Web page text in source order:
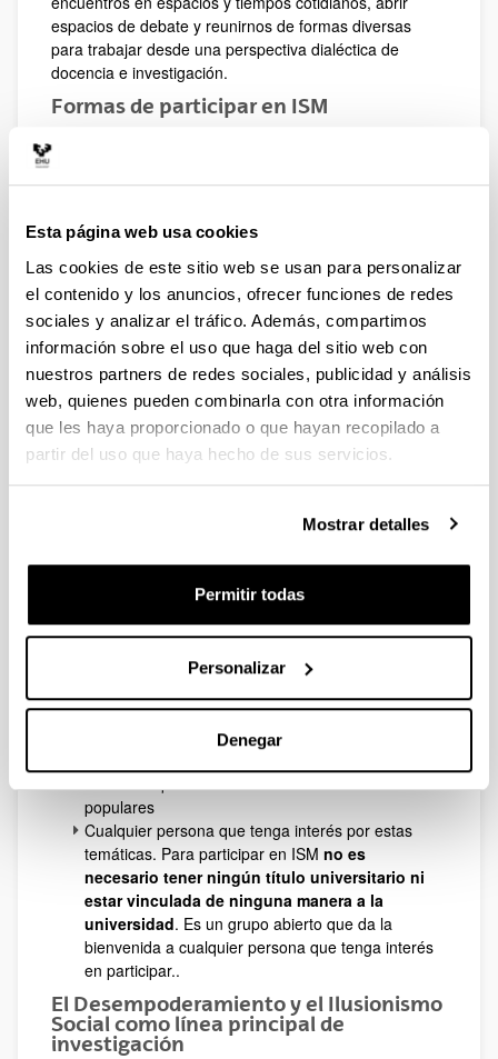
Esta página web usa cookies
Las cookies de este sitio web se usan para personalizar
el contenido y los anuncios, ofrecer funciones de redes
sociales y analizar el tráfico. Además, compartimos
información sobre el uso que haga del sitio web con
nuestros partners de redes sociales, publicidad y análisis
web, quienes pueden combinarla con otra información
que les haya proporcionado o que hayan recopilado a
partir del uso que haya hecho de sus servicios.
Mostrar detalles
Permitir todas
Personalizar
Denegar
espacios de debate y reunirnos de formas diversas
para trabajar desde una perspectiva dialéctica de
docencia e investigación.
Formas de participar en ISM
jornadas, cursos, encuentros, kedadas...
trabajos de docencia y/o investigación, tales
proyectos o acciones de transformación
educativa, de transformación comunitaria, de
participación...
Colaborar en la construcción colectiva de
actividades docentes y/o de investigación
Coordinar acciones formativas y/o de
investigación en un lugar geográfico determinado
Gente que pueda estar interesada en
participar:
administración y servicios de los grados de
Pedagogía, Ciencias de la Actividad Física y del
Deporte, Ciencias de la Salud... Si bien, se puede
incorporar en cualquier momento otro
profesorado, alumnado u otro tipo de personal de
Personas que trabajan en el ámbito comunitario,
educativo, de animación socio-cultural,
Personas que sean transmisoras de saberes
populares
Cualquier persona que tenga interés por estas
temáticas. Para participar en ISM no es
necesario tener ningún título universitario ni
estar vinculada de ninguna manera a la
universidad. Es un grupo abierto que da la
bienvenida a cualquier persona que tenga interés
en participar..
El Desempoderamiento y el Ilusionismo
Social como línea principal de
investigación